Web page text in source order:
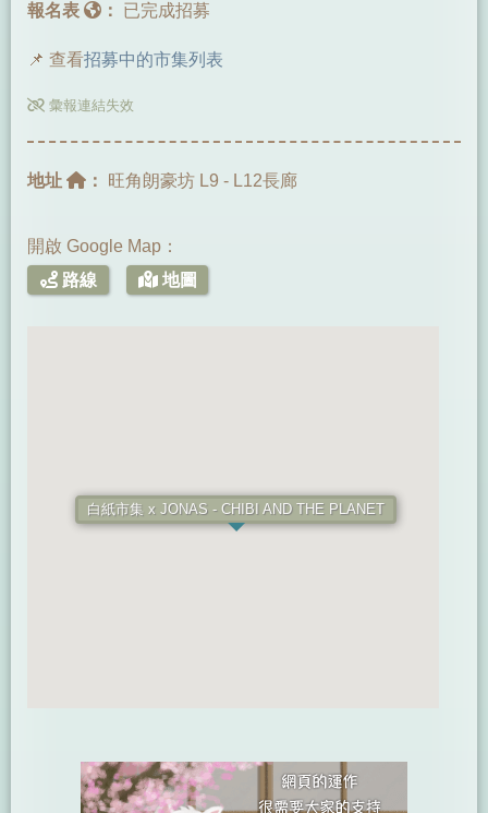
報名表 ： 已完成招募
📌 查看招募中的市集列表
彙報連結失效
地址 ： 旺角朗豪坊 L9 - L12長廊
開啟 Google Map：
路線
地圖
白紙市集 x JONAS - CHIBI AND THE PLANET